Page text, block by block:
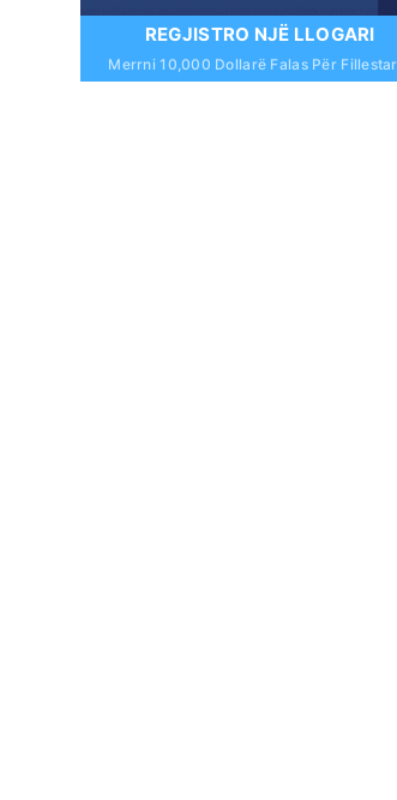
REGJISTRO NJË LLOGARI
Merrni 10,000 Dollarë Falas Për